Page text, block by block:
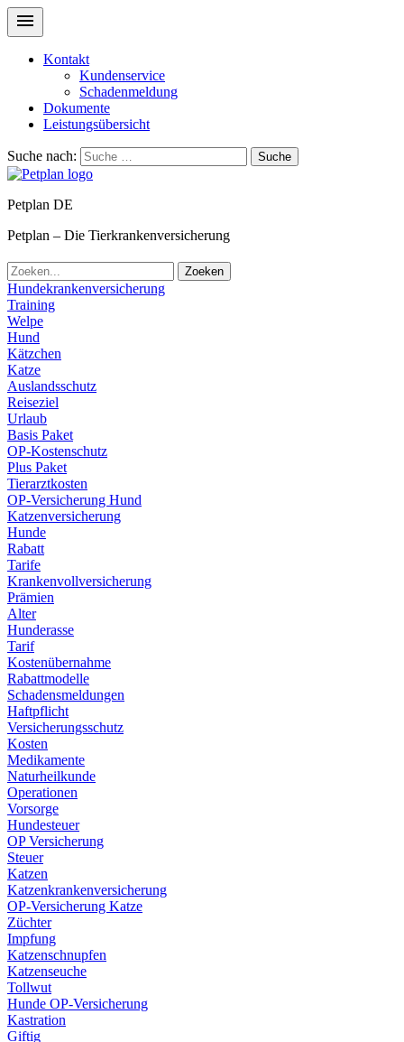
Kontakt
Kundenservice
Schadenmeldung
Dokumente
Leistungsübersicht
Suche nach: Suche
Petplan DE
Petplan – Die Tierkrankenversicherung
Zoeken
Hundekrankenversicherung
Training
Welpe
Hund
Kätzchen
Katze
Auslandsschutz
Reiseziel
Urlaub
Basis Paket
OP-Kostenschutz
Plus Paket
Tierarztkosten
OP-Versicherung Hund
Katzenversicherung
Hunde
Rabatt
Tarife
Krankenvollversicherung
Prämien
Alter
Hunderasse
Tarif
Kostenübernahme
Rabattmodelle
Schadensmeldungen
Haftpflicht
Versicherungsschutz
Kosten
Medikamente
Naturheilkunde
Operationen
Vorsorge
Hundesteuer
OP Versicherung
Steuer
Katzen
Katzenkrankenversicherung
OP-Versicherung Katze
Züchter
Impfung
Katzenschnupfen
Katzenseuche
Tollwut
Hunde OP-Versicherung
Kastration
Giftig